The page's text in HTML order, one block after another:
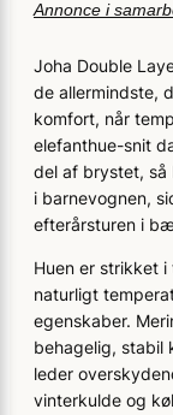
Annonce i
Joha Double
de aller­mindste,
komfort, når
elefanthue-snit
del af brystet, så
i barnevognen,
efterårsturen i
Huen er strikket
naturligt
egenskaber.
behagelig, stabil
leder
vinterkulde og